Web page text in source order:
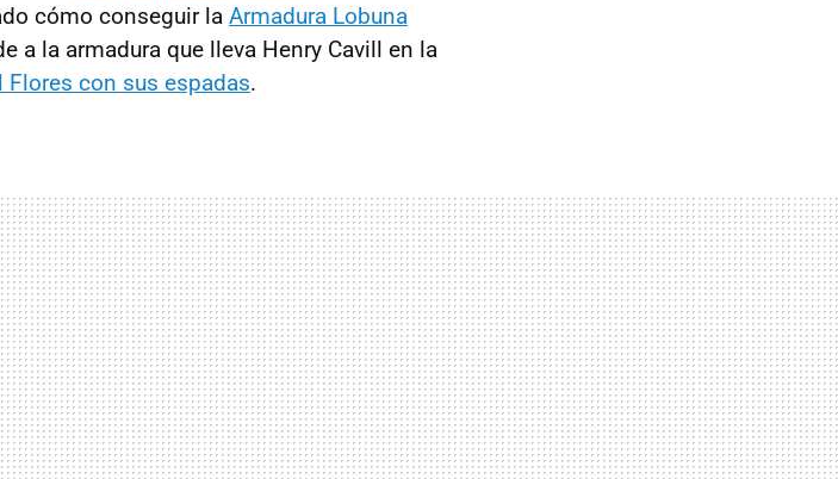
cómo conseguir la Armadura Lobuna
a la armadura que lleva Henry Cavill en la
con sus espadas.